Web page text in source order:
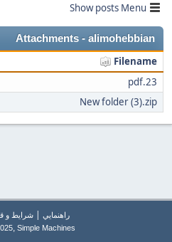
Show posts Menu
Attachments - alimohebbian
Filename
23.pdf
New folder (3).zip
راهنمايي | شرایط و
, Simple Machines